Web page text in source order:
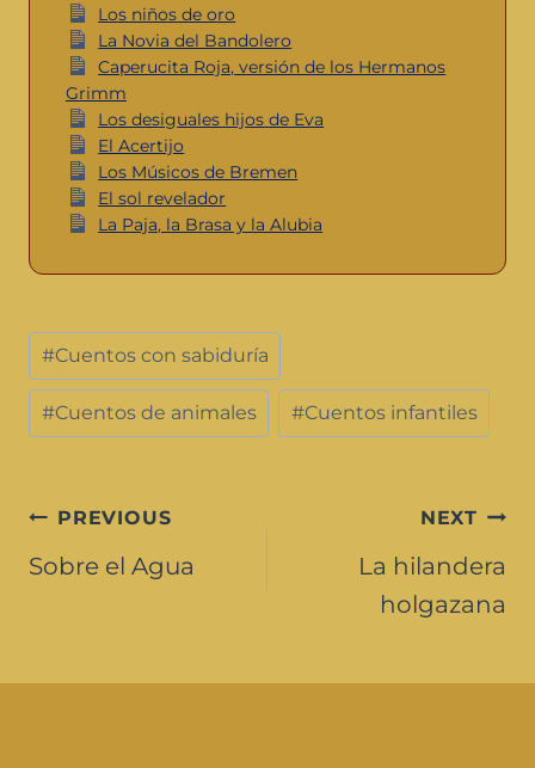
Los niños de oro
La Novia del Bandolero
Caperucita Roja, versión de los Hermanos
Grimm
Los desiguales hijos de Eva
El Acertijo
Los Músicos de Bremen
El sol revelador
La Paja, la Brasa y la Alubia
#Cuentos con sabiduría
#Cuentos de animales #Cuentos infantiles
PREVIOUS
Sobre el Agua
NEXT
La hilandera
holgazana